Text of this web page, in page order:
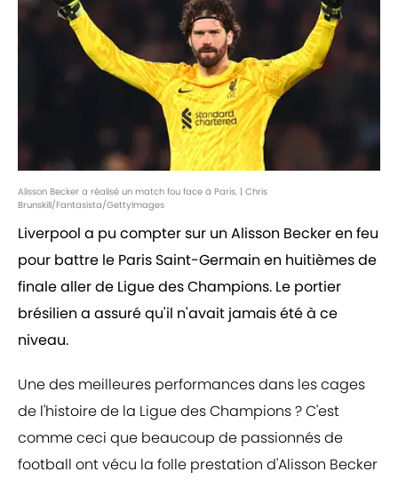
Alisson Becker a réalisé un match fou face à Paris. | Chris
Brunskill/Fantasista/GettyImages
Liverpool a pu compter sur un Alisson Becker en feu
pour battre le Paris Saint-Germain en huitièmes de
finale aller de Ligue des Champions. Le portier
brésilien a assuré qu'il n'avait jamais été à ce
niveau.
Une des meilleures performances dans les cages
de l'histoire de la Ligue des Champions ? C'est
comme ceci que beaucoup de passionnés de
football ont vécu la folle prestation d'Alisson Becker